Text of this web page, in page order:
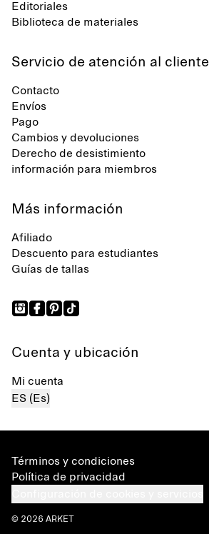
Editoriales
Biblioteca de materiales
Servicio de atención al cliente
Contacto
Envíos
Pago
Cambios y devoluciones
Derecho de desistimiento
información para miembros
Más información
Afiliado
Descuento para estudiantes
Guías de tallas
Cuenta y ubicación
Mi cuenta
ES (Es)
Términos y condiciones
Política de privacidad
© 2026 ARKET